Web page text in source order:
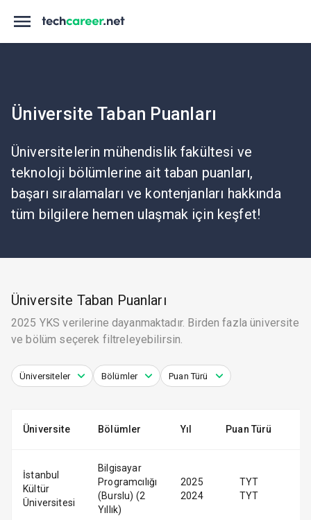
Üniversite Taban Puanları
Üniversitelerin mühendislik fakültesi ve
teknoloji bölümlerine ait taban puanları,
başarı sıralamaları ve kontenjanları hakkında
tüm bilgilere hemen ulaşmak için keşfet!
Üniversite Taban Puanları
2025 YKS verilerine dayanmaktadır. Birden fazla üniversite
ve bölüm seçerek filtreleyebilirsin.
Üniversiteler Bölümler Puan Türü
Üniversite Bölümler Yıl Puan Türü
İstanbul
Kültür
Üniversitesi
Bilgisayar
Programcılığı
(Burslu) (2
Yıllık)
2025
2024
TYT
TYT